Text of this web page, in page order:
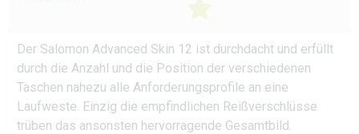
Der Salomon Advanced Skin 12 ist durchdacht und erfüllt
durch die Anzahl und die Position der verschiedenen
Taschen nahezu alle Anforderungsprofile an eine
Laufweste. Einzig die empfindlichen Reißverschlüsse
trüben das ansonsten hervorragende Gesamtbild.